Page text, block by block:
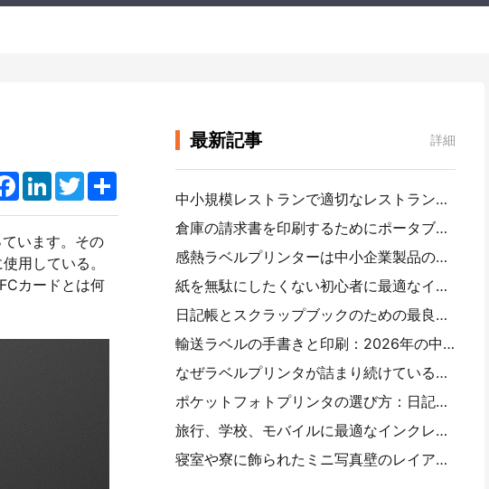
Facebook
LinkedInTwitterShare
います。その
用している。
カードとは何
最新記事 詳細
中小規模レストランで適切なレストランソフトウェアを選択する方法
倉庫の請求書を印刷するためにポータブルA 4プリンタが必要ですか。何が本当に効果的なのか
感熱ラベルプリンターは中小企業製品のために防水ラベルを作ることができますか？
紙を無駄にしたくない初心者に最適なインスタントカメラ
日記帳とスクラップブックのための最良のカラーラベル製造業者：ページごとにさらに色を追加
輸送ラベルの手書きと印刷：2026年の中小企業の提案
なぜラベルプリンタが詰まり続けているのですか。
ポケットフォトプリンタの選び方：日記、旅行、iPhoneユーザーの完全ガイド
旅行、学校、モバイルに最適なインクレスポータブルプリンタ：Hanin MT 620 Pro評価
寝室や寮に飾られたミニ写真壁のレイアウトの考え方とテクニック